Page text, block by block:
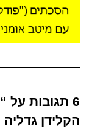
6 תגובות
הקלידן